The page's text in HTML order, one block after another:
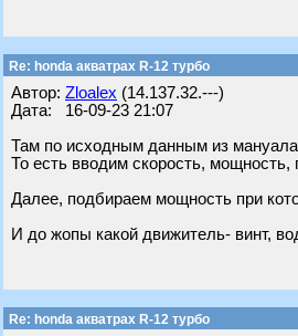
Re: honda акватрах R-12 турбо
Автор: Zloalex (14.137.32.---)
Дата: 16-09-23 21:07
Там по исходным данным из
То есть вводим скорость, мощность,
Далее, подбираем мощность при
И до жопы какой движитель- винт,
Re: honda акватрах R-12 турбо